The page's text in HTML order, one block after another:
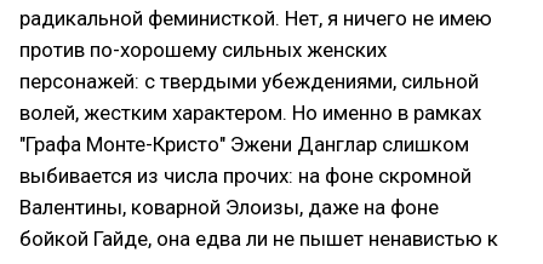
радикальной феминисткой. Нет, я ничего не имею
против по-хорошему сильных женских
персонажей: с твердыми убеждениями, сильной
волей, жестким характером. Но именно в рамках
"Графа Монте-Кристо" Эжени Данглар слишком
выбивается из числа прочих: на фоне скромной
Валентины, коварной Элоизы, даже на фоне
бойкой Гайде, она едва ли не пышет ненавистью к